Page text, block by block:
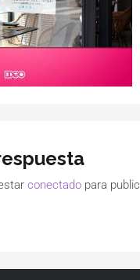
conectado para